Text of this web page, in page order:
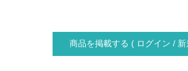
商品を掲載する ( ログイン / 新